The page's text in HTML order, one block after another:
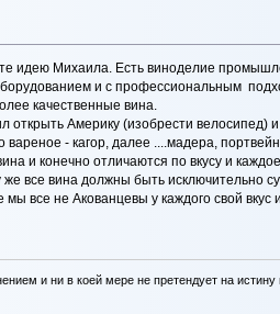
идею Михаила. Есть виноделие
и с профессиональным
качественные вина.
Америку (изобрести
вареное - кагор, далее ....мадера,
и конечно отличаются по вкусу и
же все вина должны быть
все не Акованцевы у каждого свой
и ни в коей мере не претендует на истину